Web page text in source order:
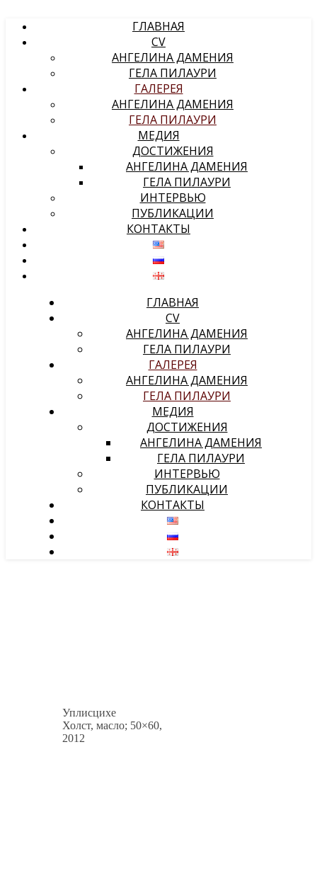
ГЛАВНАЯ
CV
АНГЕЛИНА ДАМЕНИЯ
ГЕЛА ПИЛАУРИ
ГАЛЕРЕЯ
АНГЕЛИНА ДАМЕНИЯ
ГЕЛА ПИЛАУРИ
МЕДИЯ
ДОСТИЖЕНИЯ
АНГЕЛИНА ДАМЕНИЯ
ГЕЛА ПИЛАУРИ
ИНТЕРВЬЮ
ПУБЛИКАЦИИ
КОНТАКТЫ
ГЛАВНАЯ
CV
АНГЕЛИНА ДАМЕНИЯ
ГЕЛА ПИЛАУРИ
ГАЛЕРЕЯ
АНГЕЛИНА ДАМЕНИЯ
ГЕЛА ПИЛАУРИ
МЕДИЯ
ДОСТИЖЕНИЯ
АНГЕЛИНА ДАМЕНИЯ
ГЕЛА ПИЛАУРИ
ИНТЕРВЬЮ
ПУБЛИКАЦИИ
КОНТАКТЫ
Уплисцихе
Холст, масло; 50×60,
2012